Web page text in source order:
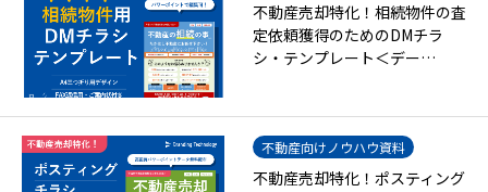
不動産売却特化！相続物件の査
定依頼獲得のためのDMチラ
シ・テンプレート＜デー…
不動産向けノウハウ資料
不動産売却特化！ポスティング